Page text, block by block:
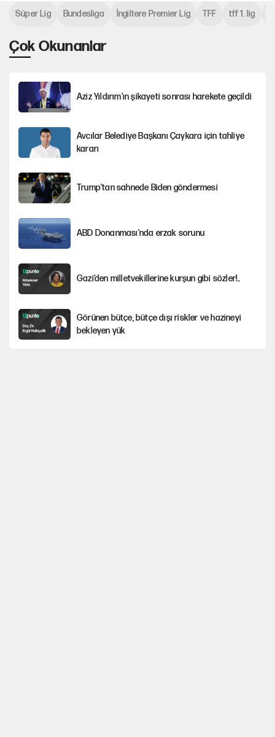
Çok Okunanlar
Aziz Yıldırım’ın şikayeti sonrası harekete geçildi
Avcılar Belediye Başkanı Çaykara için tahliye
kararı
Trump’tan sahnede Biden göndermesi
ABD Donanması’nda erzak sorunu
Gazi’den milletvekillerine kurşun gibi sözler!..
Görünen bütçe, bütçe dışı riskler ve hazineyi
bekleyen yük
Süper Lig Bundesliga İngiltere Premier Lig TFF tff 1. lig